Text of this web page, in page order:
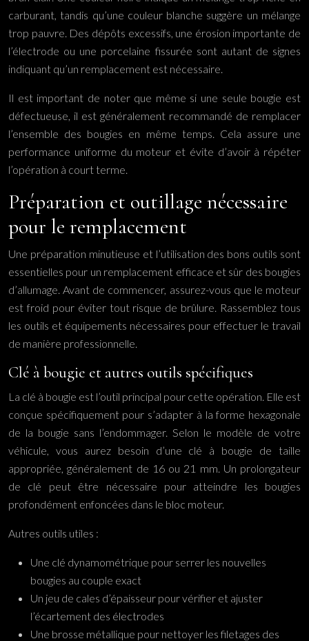
carburant, tandis qu’une couleur blanche suggère un mélange
trop pauvre. Des dépôts excessifs, une érosion importante de
l’électrode ou une porcelaine fissurée sont autant de signes
indiquant qu’un remplacement est nécessaire.
Il est important de noter que même si une seule bougie est
défectueuse, il est généralement recommandé de remplacer
l’ensemble des bougies en même temps. Cela assure une
performance uniforme du moteur et évite d’avoir à répéter
l’opération à court terme.
Préparation et outillage nécessaire
pour le remplacement
Une préparation minutieuse et l’utilisation des bons outils sont
essentielles pour un remplacement efficace et sûr des bougies
d’allumage. Avant de commencer, assurez-vous que le moteur
est froid pour éviter tout risque de brûlure. Rassemblez tous
les outils et équipements nécessaires pour effectuer le travail
de manière professionnelle.
Clé à bougie et autres outils spécifiques
La clé à bougie est l’outil principal pour cette opération. Elle est
conçue spécifiquement pour s’adapter à la forme hexagonale
de la bougie sans l’endommager. Selon le modèle de votre
véhicule, vous aurez besoin d’une clé à bougie de taille
appropriée, généralement de 16 ou 21 mm. Un prolongateur
de clé peut être nécessaire pour atteindre les bougies
profondément enfoncées dans le bloc moteur.
Autres outils utiles :
Une clé dynamométrique pour serrer les nouvelles
bougies au couple exact
Un jeu de cales d’épaisseur pour vérifier et ajuster
l’écartement des électrodes
Une brosse métallique pour nettoyer les filetages des